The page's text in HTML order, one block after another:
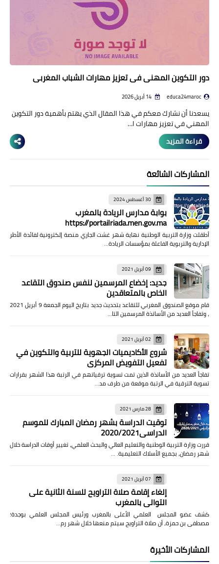
دور التكوين المهني في تعزيز مهارات الشباب المغربي
educa24maroc
يسعدنا أن نشارك معكم في هذا المقال الذي يهتم بأهمية دور التكوين
المهني في تعزيز مهارات ا…
قراءة المزيد
المشاركات الشائعة
30 أغسطس 2024
بوابة مدارس الريادة بالمغرب
https://portailriada.men.gov.ma
أطقلت وزارة التربية الوطنية نهاية شهر غشت الجاري منصة إلكترونية لفائدة الأطر
الإدارية والتربوية الفاعلة بمؤسسات الريادة…
09 أبريل 2021
جديد: إخضاع المرسمين لنفس صندوق التقاعد
الخاص بالمتعاقدين
قام موقع الصندوق المغربي للتقاعد بتحديث جديد بتاريخ اليوم الجمعة 9 أبريل 2021
، وتفاجأ العديد من الأساتذة المرسمين التا…
02 أبريل 2021
شروع الأكاديميات الجهوية للتربية والتكوين في
تفعيل التفويض المركزي
تفاجأ العديد من الأساتذة الذين تمت تسوية ترقياتهم في الرتبة هذا الشهر بقرارات
تسوية الترقية في الرتبة موقعة من طرف مد…
28 مارس 2021
توقيت الدراسة بشهر رمضان المبارك للموسم
الدراسي2020/2021
قررت وزارة التربية الوطنية والتعليم العالي والبحث العلمي، تغيير أوقات الدراسة خلال
شهر رمضان، بجميع الأسلاك التعليمية. …
07 أبريل 2021
إلغاء إقامة صلاة التراويح للسنة الثانية على
التوالي بالمغرب
كشف عضو المجلس العلمي الأعلى بالمغرب ورئيس المجلس العلمي بوجدة؛
مصطفى بن حمزة، أن صلاة التراويح سيتم منعها خلال شهر رم…
المشاركات الأخيرة